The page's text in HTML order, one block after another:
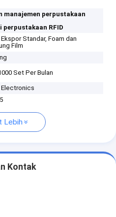
manajemen perpustakaan
perpustakaan RFID
Standar, Foam dan
Film
Set Per Bulan
Electronics
Lebih
Kontak